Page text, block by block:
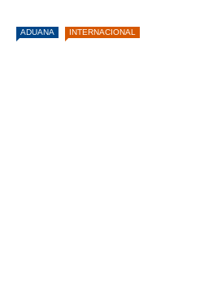
ADUANA INTERNACIONAL